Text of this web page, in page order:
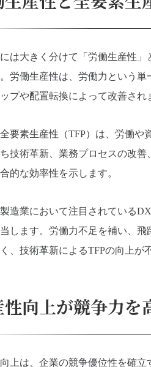
は大きく分けて「労働生産性
労働生産性は、労働力という
プや配置転換によって改善され
要素生産性（TFP）は、労働や
技術革新、業務プロセスの改
的な効率性を示します。
造業において注目されている
します。労働力不足を補い、
、技術革新によるTFPの向上が
向上が競争力を
上は、企業の競争優位性を確